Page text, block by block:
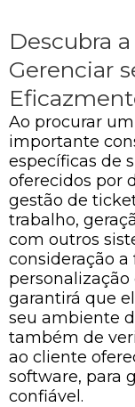
Descubra
Gerenciar
Ao procurar
importante
específicas de
oferecidos por
gestão de
trabalho,
com outros
consideração a
garantirá que
seu ambiente
também de
ao cliente
software, para
confiável.